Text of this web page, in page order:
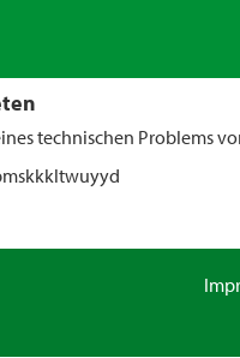
technischen Problems